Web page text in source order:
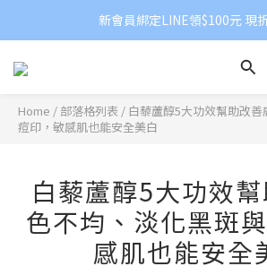
新會員綁定LINE領$100元 現
Home / 部落格列表 / 白藜蘆醇5大功效幫助改
痘印，敏感肌也能安全美白
白藜蘆醇5大功效
色不均、淡化黑斑
感肌也能安全